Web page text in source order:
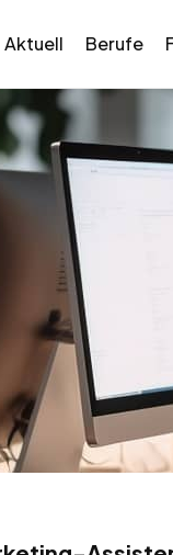
Aktuell Berufe